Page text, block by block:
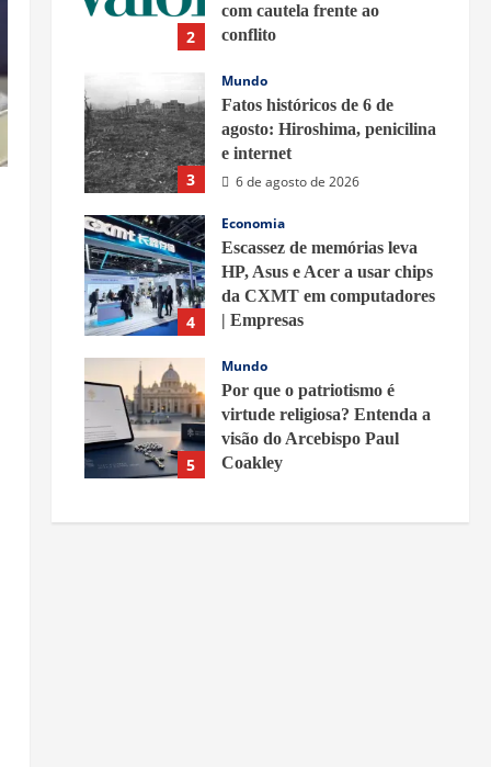
2
com cautela frente ao
conflito
3
Mundo
Fatos históricos de 6 de
agosto: Hiroshima, penicilina
e internet
6 de agosto de 2026
4
Economia
Escassez de memórias leva
HP, Asus e Acer a usar chips
da CXMT em computadores
| Empresas
5
Mundo
Por que o patriotismo é
virtude religiosa? Entenda a
visão do Arcebispo Paul
Coakley